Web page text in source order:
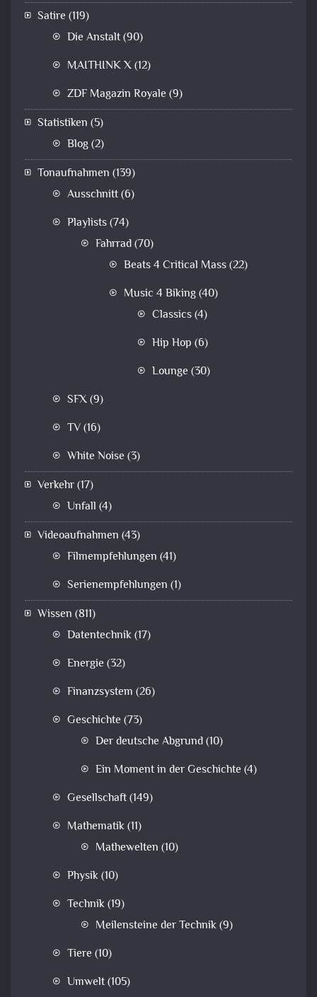
Satire (119)
Die Anstalt(90)
MAITHINK X(12)
ZDF Magazin Royale (9)
Statistiken (5)
Blog(2)
Tonaufnahmen (139)
Ausschnitt(6)
Playlists(74)
Fahrrad(70)
Beats 4 Critical Mass(22)
Music 4 Biking(40)
Classics(4)
Hip Hop (6)
Lounge (30)
SFX(9)
TV(16)
White Noise (3)
Verkehr(17)
Unfall (4)
Videoaufnahmen (43)
Filmempfehlungen (41)
Serienempfehlungen (1)
Wissen (811)
Datentechnik(17)
Energie (32)
Finanzsystem (26)
Geschichte (73)
Der deutsche Abgrund(10)
Ein Moment in der Geschichte (4)
Gesellschaft(149)
Mathematik(11)
Mathewelten (10)
Physik(10)
Technik(19)
Meilensteine der Technik(9)
Tiere (10)
Umwelt(105)